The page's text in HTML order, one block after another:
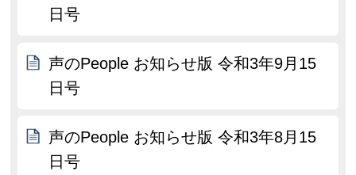
日号
声のPeople お知らせ版 令和3年9月15
日号
声のPeople お知らせ版 令和3年8月15
日号